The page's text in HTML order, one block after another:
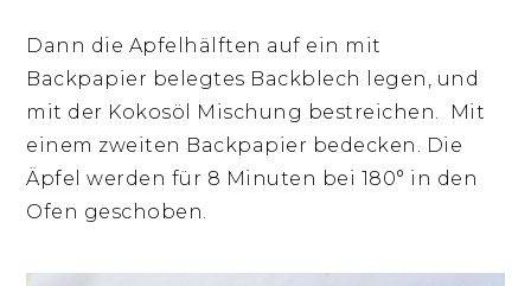
Dann die Apfelhälften auf ein mit
Backpapier belegtes Backblech legen, und
mit der Kokosöl Mischung bestreichen. Mit
einem zweiten Backpapier bedecken. Die
Äpfel werden für 8 Minuten bei 180° in den
Ofen geschoben.